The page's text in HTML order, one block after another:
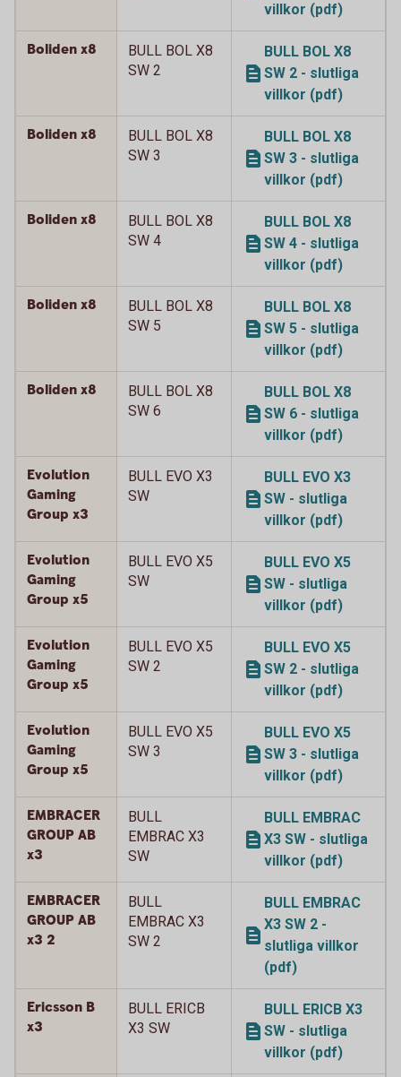
villkor (pdf)
Boliden x8
BULL BOL X8
SW 2
BULL BOL X8
SW 2 - slutliga
villkor (pdf)
Boliden x8
BULL BOL X8
SW 3
BULL BOL X8
SW 3 - slutliga
villkor (pdf)
Boliden x8
BULL BOL X8
SW 4
BULL BOL X8
SW 4 - slutliga
villkor (pdf)
Boliden x8
BULL BOL X8
SW 5
BULL BOL X8
SW 5 - slutliga
villkor (pdf)
Boliden x8
BULL BOL X8
SW 6
BULL BOL X8
SW 6 - slutliga
villkor (pdf)
Evolution
Gaming
Group x3
BULL EVO X3
SW
BULL EVO X3
SW - slutliga
villkor (pdf)
Evolution
Gaming
Group x5
BULL EVO X5
SW
BULL EVO X5
SW - slutliga
villkor (pdf)
Evolution
Gaming
Group x5
BULL EVO X5
SW 2
BULL EVO X5
SW 2 - slutliga
villkor (pdf)
Evolution
Gaming
Group x5
BULL EVO X5
SW 3
BULL EVO X5
SW 3 - slutliga
villkor (pdf)
EMBRACER
GROUP AB
x3
BULL
EMBRAC X3
SW
BULL EMBRAC
X3 SW - slutliga
villkor (pdf)
EMBRACER
GROUP AB
x3 2
BULL
EMBRAC X3
SW 2
BULL EMBRAC
X3 SW 2 -
slutliga villkor
(pdf)
Ericsson B
x3
BULL ERICB
X3 SW
BULL ERICB X3
SW - slutliga
villkor (pdf)